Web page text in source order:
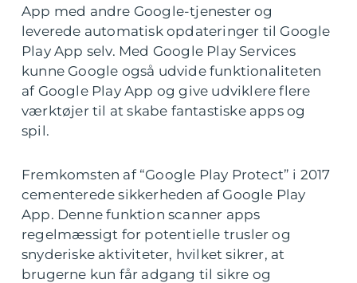
App med andre Google-tjenester og
leverede automatisk opdateringer til Google
Play App selv. Med Google Play Services
kunne Google også udvide funktionaliteten
af Google Play App og give udviklere flere
værktøjer til at skabe fantastiske apps og
spil.
Fremkomsten af “Google Play Protect” i 2017
cementerede sikkerheden af Google Play
App. Denne funktion scanner apps
regelmæssigt for potentielle trusler og
snyderiske aktiviteter, hvilket sikrer, at
brugerne kun får adgang til sikre og